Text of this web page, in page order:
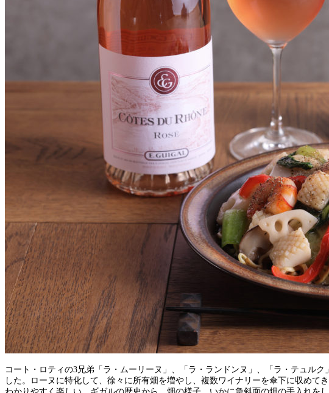
コート・ロティの3兄弟「ラ・ムーリーヌ」、「ラ・ランドンヌ」、「ラ・テュル
した。ローヌに特化して、徐々に所有畑を増やし、複数ワイナリーを傘下に収め